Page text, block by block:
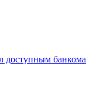
доступным